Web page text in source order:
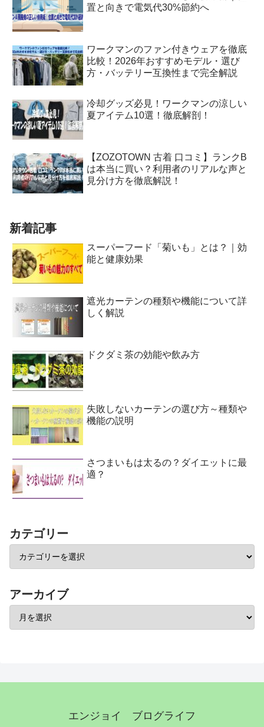
置と向きで電気代30%節約へ
ワークマンのファン付きウェアを徹底
比較！2026年おすすめモデル・選び
方・バッテリー互換性まで完全解説
冷却グッズ必見！ワークマンの涼しい
夏アイテム10選！徹底解剖！
【ZOZOTOWN 古着 口コミ】ランクB
は本当に買い？利用者のリアルな声と
見分け方を徹底解説！
新着記事
スーパーフード「菊いも」とは？｜効
能と健康効果
遮光カーテンの種類や機能について詳
しく解説
ドクダミ茶の効能や飲み方
失敗しないカーテンの選び方～種類や
機能の説明
さつまいもは太るの？ダイエットに最
適？
カテゴリー
アーカイブ
エンジョイ ブログライフ